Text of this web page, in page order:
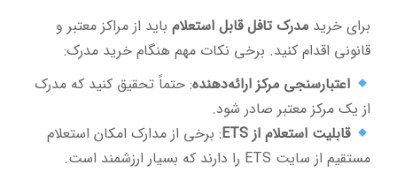
برای خرید مدرک تافل قابل استعلام باید از مراکز معتبر و
قانونی اقدام کنید. برخی نکات مهم هنگام خرید مدرک:
اعتبارسنجی مرکز ارائه‌دهنده: حتماً تحقیق کنید که مدرک
از یک مرکز معتبر صادر شود.
قابلیت استعلام از ETS
: برخی از مدارک امکان استعلام
مستقیم از سایت ETS را دارند که بسیار ارزشمند است.